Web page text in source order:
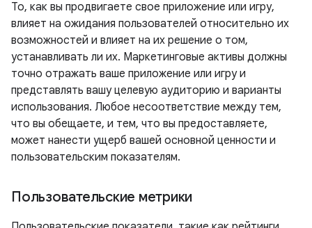
То, как вы продвигаете свое приложение или игру,
влияет на ожидания пользователей относительно их
возможностей и влияет на их решение о том,
устанавливать ли их. Маркетинговые активы должны
точно отражать ваше приложение или игру и
представлять вашу целевую аудиторию и варианты
использования. Любое несоответствие между тем,
что вы обещаете, и тем, что вы предоставляете,
может нанести ущерб вашей основной ценности и
пользовательским показателям.
Пользовательские метрики